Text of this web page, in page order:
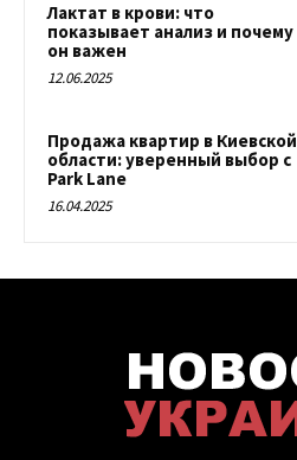
Лактат в крови: что
показывает анализ и почему
он важен
12.06.2025
Продажа квартир в Киевской
области: уверенный выбор с
Park Lane
16.04.2025